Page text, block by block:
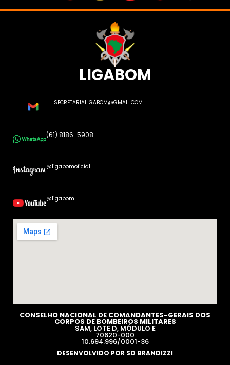
LIGABOM
SECRETARIALIGABOM@GMAIL.COM
(61) 8186-5908
@ligabomoficial
@ligabom
CONSELHO NACIONAL DE COMANDANTES-GERAIS DOS
CORPOS DE BOMBEIROS MILITARES​
SAM, LOTE D, MÓDULO E
70620-000
10.694.996/0001-36
DESENVOLVIDO POR SD BRANDIZZI